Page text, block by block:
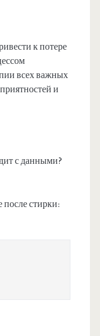
к потере
всех важных
и
с данными?
стирки: